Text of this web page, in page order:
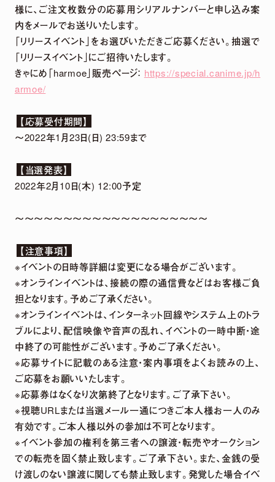
様に、ご注文枚数分の応募用シリアルナンバーと申し込み案
内をメールでお送りいたします。
「リリースイベント」をお選びいただきご応募ください。抽選で
「リリースイベント」にご招待いたします。
きゃにめ「harmoe」販売ページ： https://special.canime.jp/h
armoe/
【応募受付期間】
～2022年1月23日(日) 23:59まで
【当選発表】
2022年2月10日(木) 12:00予定
～～～～～～～～～～～～～～～～～～～～
【注意事項】
※イベントの日時等詳細は変更になる場合がございます。
※オンラインイベントは、接続の際の通信費などはお客様ご負
担となります。予めご了承ください。
※オンラインイベントは、インターネット回線やシステム上のトラ
ブルにより、配信映像や音声の乱れ、イベントの一時中断・途
中終了の可能性がございます。予めご了承ください。
※応募サイトに記載のある注意・案内事項をよくお読みの上、
ご応募をお願いいたします。
※応募券はなくなり次第終了となります。ご了承下さい。
※視聴URLまたは当選メール一通につきご本人様お一人のみ
有効です。ご本人様以外の参加は不可となります。
※イベント参加の権利を第三者への譲渡・転売やオークション
での転売を固く禁止致します。ご了承下さい。また、金銭の受
け渡しのない譲渡に関しても禁止致します。発覚した場合イベ